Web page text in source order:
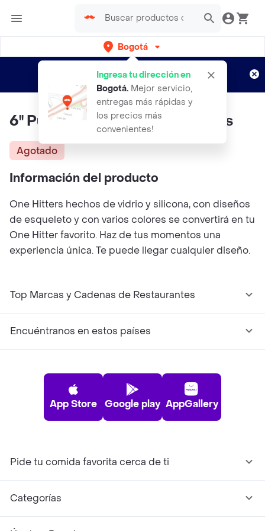
Bogotá
Ingresa tu dirección en
Bogotá. Mejor servicio,
entregas más rápidas y
los precios más
convenientes!
envíos gratis por semanas
Aplican TyC
6'' Pulgadas Skelton One Hitters
Agotado
Información del producto
One Hitters hechos de vidrio y silicona, con diseños
de esqueleto y con varios colores se convertirá en tu
One Hitter favorito. Haz de tus momentos una
experiencia única. Te puede llegar cualquier diseño.
Top Marcas y Cadenas de Restaurantes
Encuéntranos en estos países
App Store Google play AppGallery
Pide tu comida favorita cerca de ti
Categorías